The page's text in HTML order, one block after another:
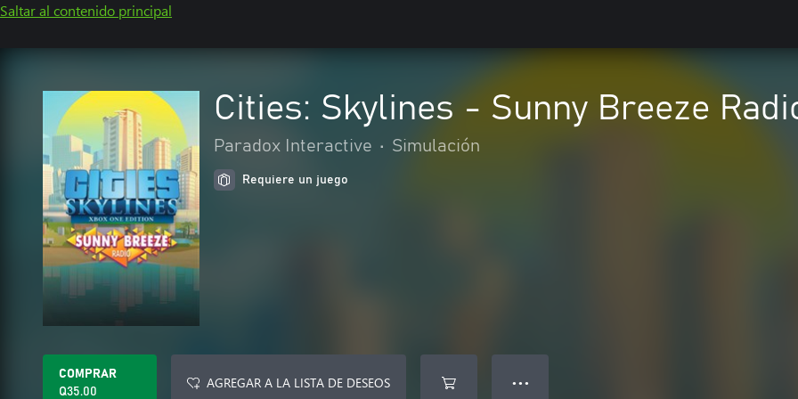
Saltar al contenido principal
Cities: Skylines - Sunny Breeze
Paradox Interactive • Simulación
Requiere un juego
COMPRAR
Q35.00
AGREGAR A LA LISTA DE DESEOS ● ● ●